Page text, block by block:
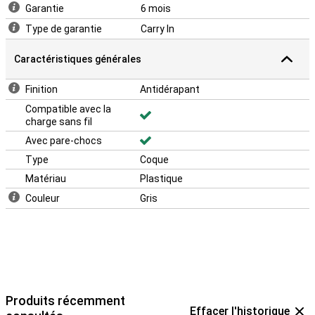
Garantie
6 mois
Type de garantie
Carry In
Caractéristiques générales
Finition
Antidérapant
Compatible avec la
charge sans fil
Avec pare-chocs
Type
Coque
Matériau
Plastique
Couleur
Gris
Produits récemment
Effacer l'historique